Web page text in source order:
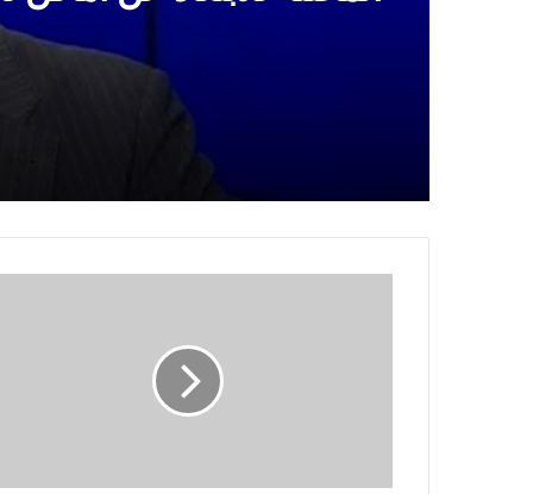
العجري: ندعو أهلنا في
المحتلة للابتعاد عن
الإمداد العسكري للعدوان
السياسي الأعلى يُبارك
النوعية للقوات المسلحة
ضد تحشيدات العدو